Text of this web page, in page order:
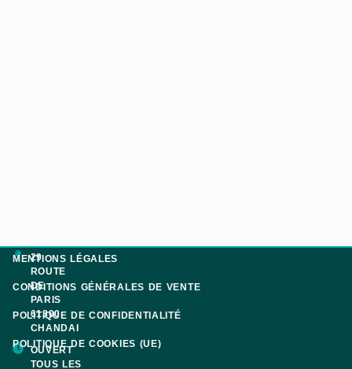
29
ROUTE
DE
PARIS
61300
CHANDAI
OUVERT
TOUS LES
MENTIONS LÉGALES
CONDITIONS GÉNÉRALES DE VENTE
POLITIQUE DE CONFIDENTIALITÉ
POLITIQUE DE COOKIES (UE)